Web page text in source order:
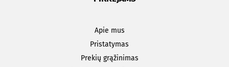
Apie mus
Pristatymas
Prekių grąžinimas